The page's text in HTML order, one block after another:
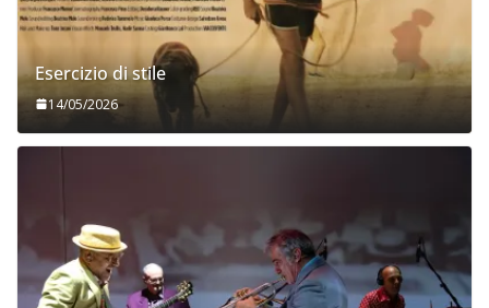
Esercizio di stile
14/05/2026